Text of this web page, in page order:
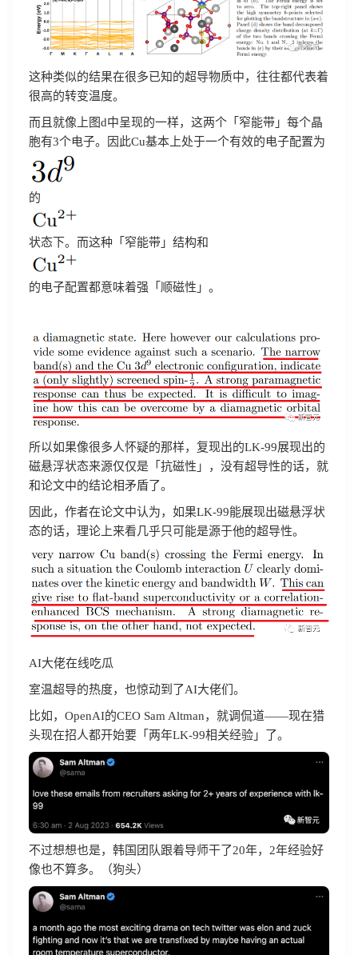
这种类似的结果在很多已知的超导物质中，往往都代表着
很高的转变温度。
而且就像上图d中呈现的一样，这两个「窄能带」每个晶
胞有3个电子。因此Cu基本上处于一个有效的电子配置为
的
状态下。而这种「窄能带」结构和
的电子配置都意味着强「顺磁性」。
所以如果像很多人怀疑的那样，复现出的LK-99展现出的
磁悬浮状态来源仅仅是「抗磁性」，没有超导性的话，就
和论文中的结论相矛盾了。
因此，作者在论文中认为，如果LK-99能展现出磁悬浮状
态的话，理论上来看几乎只可能是源于他的超导性。
AI大佬在线吃瓜
室温超导的热度，也惊动到了AI大佬们。
比如，OpenAI的CEO Sam Altman，就调侃道——现在猎
头现在招人都开始要「两年LK-99相关经验」了。
不过想想也是，韩国团队跟着导师干了20年，2年经验好
像也不算多。（狗头）